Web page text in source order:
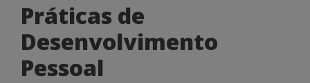
Práticas de
Desenvolvimento
Pessoal